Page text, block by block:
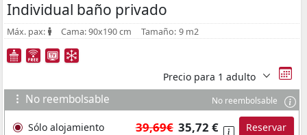
Individual baño privado
Máx. pax: Cama: 90x190 cm Tamaño: 9 m2
Precio para 1 adulto
No reembolsable No reembolsable
Sólo alojamiento 39,69€ 35,72 € Reservar